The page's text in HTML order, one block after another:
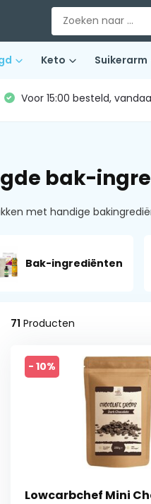
Keto Suikerarm
Voor 15:00 besteld,
bak-
met handige
Bak-ingrediënten
71 Producten
- 10%
Lowcarbchef Mini